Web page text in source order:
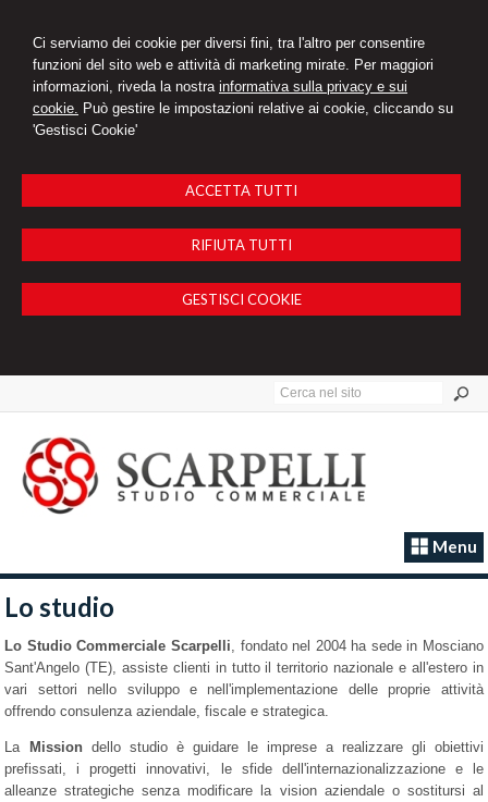
Ci serviamo dei cookie per diversi fini, tra l'altro per consentire
funzioni del sito web e attività di marketing mirate. Per maggiori
informazioni, riveda la nostra informativa sulla privacy e sui
cookie. Può gestire le impostazioni relative ai cookie, cliccando su
'Gestisci Cookie'
ACCETTA TUTTI
RIFIUTA TUTTI
GESTISCI COOKIE
Menu
Lo studio
Lo Studio Commerciale Scarpelli , fondato nel 2004 ha sede in Mosciano
Sant'Angelo (TE), assiste clienti in tutto il territorio nazionale e all'estero in
vari settori nello sviluppo e nell'implementazione delle proprie attività
offrendo consulenza aziendale, fiscale e strategica.
La Missiondello studio è guidare le imprese a realizzare gli obiettivi
prefissati, i progetti innovativi, le sfide dell'internazionalizzazione e le
alleanze strategiche senza modificare la vision aziendale o sostitursi al